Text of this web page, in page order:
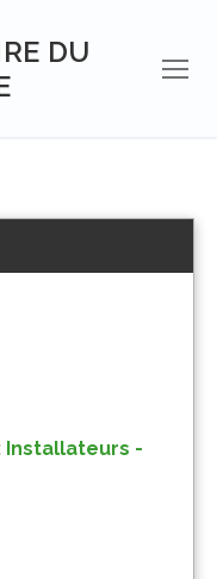
DU
Installateurs -